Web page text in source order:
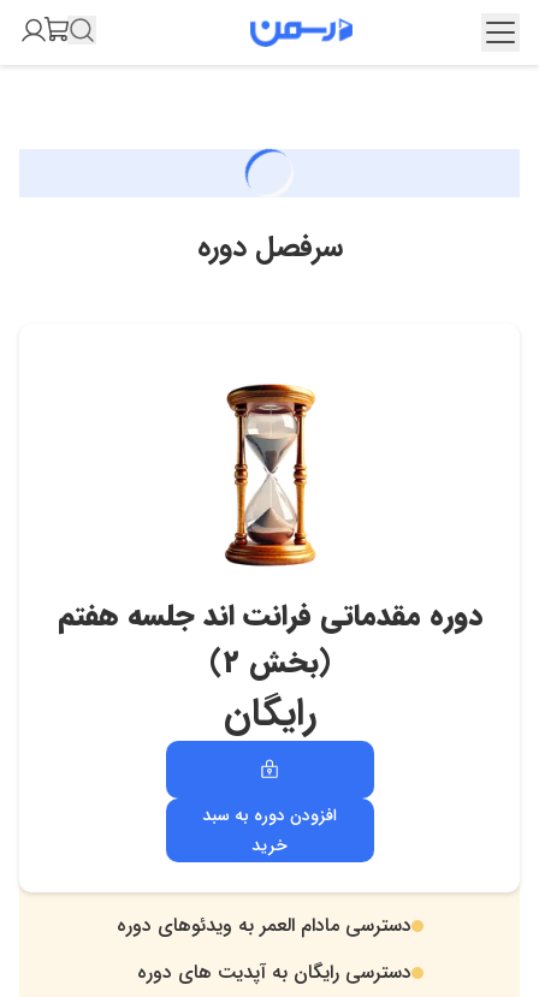
سرفصل دوره
دوره مقدماتی فرانت اند جلسه هفتم
(بخش 2)
رایگان
افزودن دوره به سبد
خرید
. دسترسی مادام العمر به ویدئوهای دوره
. دسترسی رایگان به آپدیت های دوره